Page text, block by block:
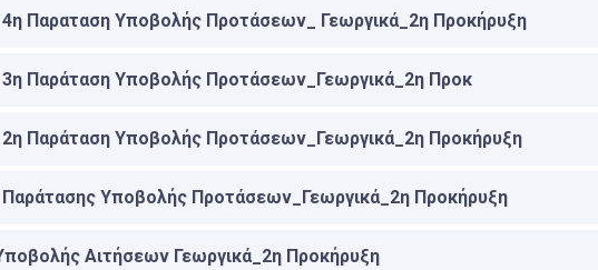
Παραταση Υποβολής Προτάσεων_ Γεωργικά_2η Προκήρυξη
Παράταση Υποβολής Προτάσεων_Γεωργικά_2η Προκ
Παράταση Υποβολής Προτάσεων_Γεωργικά_2η Προκήρυξη
Υποβολής Προτάσεων_Γεωργικά_2η Προκήρυξη
Αιτήσεων Γεωργικά_2η Προκήρυξη